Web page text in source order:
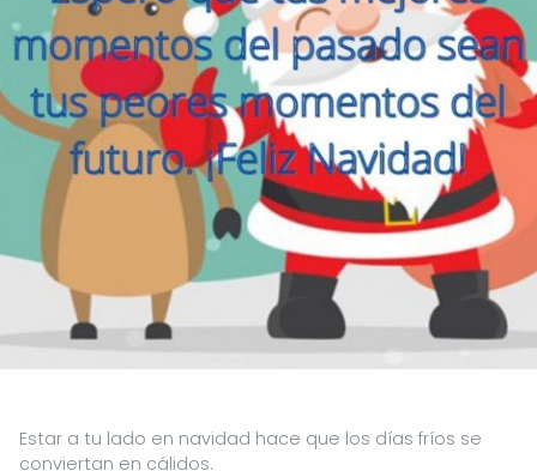
Estar a tu lado en navidad hace que los días fríos se
conviertan en cálidos.